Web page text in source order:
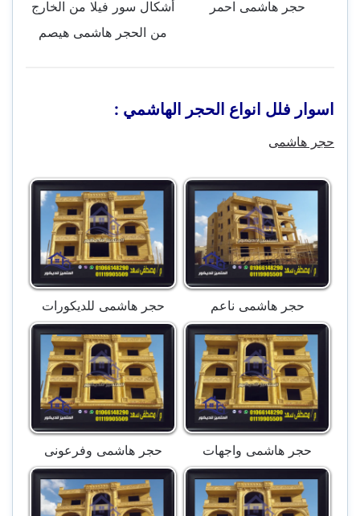
حجر هاشمى احمر
أشكال سور فيلا من الخارج
من الحجر هاشمى هيصم
اسوار فلل انواع الحجر الهاشمي :
حجر هاشمى
حجر هاشمى ناعم حجر هاشمى للديكورات
حجر هاشمى واجهات حجر هاشمى وفرعونى